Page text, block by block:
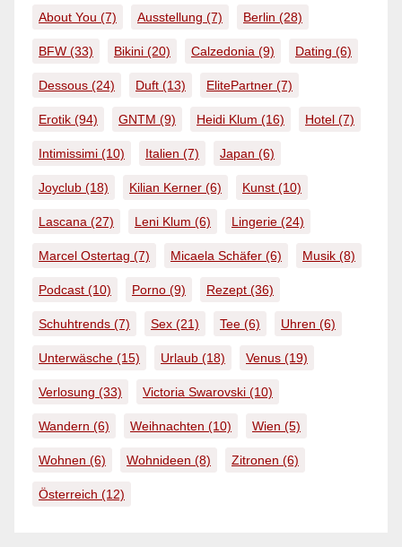
About You (7) Ausstellung (7) Berlin (28)
BFW (33) Bikini (20) Calzedonia (9) Dating (6)
Dessous (24) Duft (13) ElitePartner (7)
Erotik (94) GNTM (9) Heidi Klum (16) Hotel (7)
Intimissimi (10) Italien (7) Japan (6)
Joyclub (18) Kilian Kerner (6) Kunst (10)
Lascana (27) Leni Klum (6) Lingerie (24)
Marcel Ostertag (7) Micaela Schäfer (6) Musik (8)
Podcast (10) Porno (9) Rezept (36)
Schuhtrends (7) Sex (21) Tee (6) Uhren (6)
Unterwäsche (15) Urlaub (18) Venus (19)
Verlosung (33) Victoria Swarovski (10)
Wandern (6) Weihnachten (10) Wien (5)
Wohnen (6) Wohnideen (8) Zitronen (6)
Österreich (12)